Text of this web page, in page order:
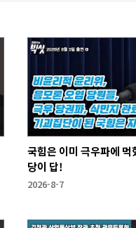
국힘은 이미 극우파에 먹
당이 답!
2026-8-7